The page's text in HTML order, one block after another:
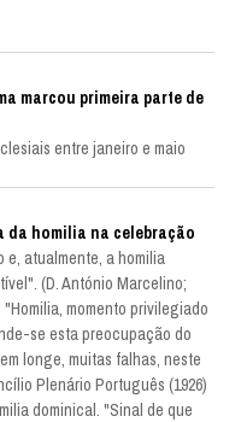
marcou primeira parte de
entre janeiro e maio
da homilia na celebração
atualmente, a homilia
(D. António Marcelino;
momento privilegiado
se esta preocupação do
longe, muitas falhas, neste
Plenário Português (1926)
dominical. "Sinal de que